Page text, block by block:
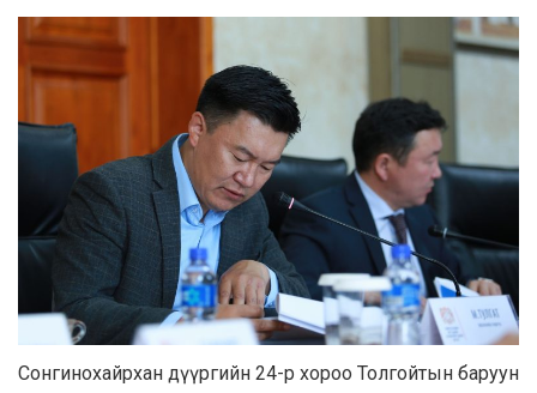
Сонгинохайрхан дүүргийн 24-р хороо Толгойтын баруун